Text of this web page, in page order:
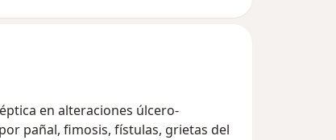
en alteraciones úlcero-
pañal, fimosis, fístulas, grietas del